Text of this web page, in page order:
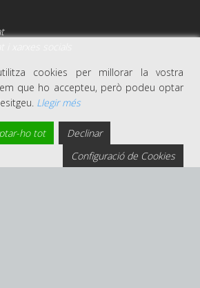
cookies per millorar la vostra
que ho accepteu, però podeu optar
Llegir més
ho tot
Declinar
Configuració de Cookies